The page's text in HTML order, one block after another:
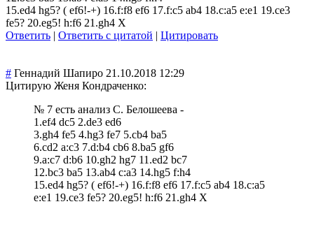
15.ed4 hg5? ( ef6!-+) 16.f:f8 ef6 17.f:c5 ab4 18.c:a5 e:e1 19.ce3
fe5? 20.eg5! h:f6 21.gh4 Х
Ответить | Ответить с цитатой | Цитировать
# Геннадий Шапиро 21.10.2018 12:29
Цитирую Женя Кондраченко:
№ 7 есть анализ С. Белошеева -
1.ef4 dc5 2.de3 ed6
3.gh4 fe5 4.hg3 fe7 5.cb4 ba5
6.cd2 a:c3 7.d:b4 cb6 8.ba5 gf6
9.a:c7 d:b6 10.gh2 hg7 11.ed2 bc7
12.bc3 ba5 13.ab4 c:a3 14.hg5 f:h4
15.ed4 hg5? ( ef6!-+) 16.f:f8 ef6 17.f:c5 ab4 18.c:a5
e:e1 19.ce3 fe5? 20.eg5! h:f6 21.gh4 Х